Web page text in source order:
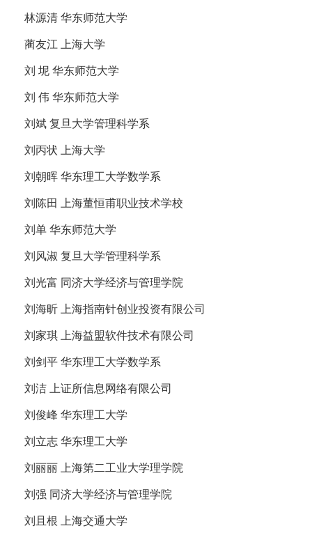
林源清 华东师范大学
蔺友江 上海大学
刘 坭 华东师范大学
刘 伟 华东师范大学
刘斌 复旦大学管理科学系
刘丙状 上海大学
刘朝晖 华东理工大学数学系
刘陈田 上海董恒甫职业技术学校
刘单 华东师范大学
刘风淑 复旦大学管理科学系
刘光富 同济大学经济与管理学院
刘海昕 上海指南针创业投资有限公司
刘家琪 上海益盟软件技术有限公司
刘剑平 华东理工大学数学系
刘洁 上证所信息网络有限公司
刘俊峰 华东理工大学
刘立志 华东理工大学
刘丽丽 上海第二工业大学理学院
刘强 同济大学经济与管理学院
刘且根 上海交通大学